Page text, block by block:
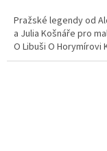
Pražské legendy od
a Julia Košnáře pro
O Libuši O Horymírovi